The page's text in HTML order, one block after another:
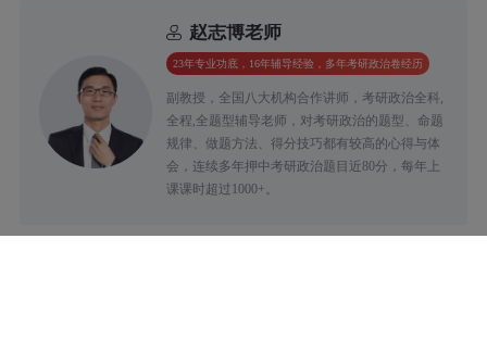
赵志博老师
23年专业功底，16年辅导经验，多年考研政治卷经历
副教授，全国八大机构合作讲师，考研政治全科,
全程,全题型辅导老师，对考研政治的题型、命题
规律、做题方法、得分技巧都有较高的心得与体
会，连续多年押中考研政治题目近80分，每年上
课课时超过1000+。